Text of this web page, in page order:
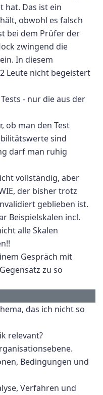
hat. Das ist ein
obwohl es falsch
bei dem Prüfer der
zwingend die
In diesem
Leute nicht begeistert
- nur die aus der
ob man den Test
sind
darf man ruhig
vollständig, aber
der bisher trotz
geblieben ist.
Beispielskalen incl.
alle Skalen
Gespräch mit
zu so
das ich nicht so
relevant?
Bedingungen und
Verfahren und